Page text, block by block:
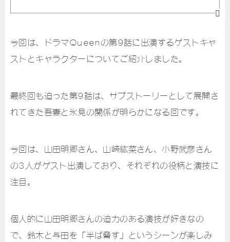
今回は、ドラマQueenの第9話に出演するゲストキャ
ストとキャラクターについてご紹介しました。
最終回も迫った第9話は、サブストーリーとして展開さ
れてきた吾妻と氷見の関係が明らかになる回です。
今回は、山田明郷さん、山崎紘菜さん、小野武彦さん
の3人がゲスト出演しており、それぞれの役柄と演技に
注目。
個人的に山田明郷さんの迫力のある演技が好きなの
で、鈴木と与田を「半ば脅す」というシーンが楽しみ